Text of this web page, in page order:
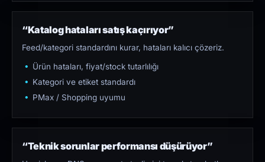
“Katalog hataları satış kaçırıyor”
Feed/kategori standardını kurar, hataları kalıcı çözeriz.
Ürün hataları, fiyat/stock tutarlılığı
Kategori ve etiket standardı
PMax / Shopping uyumu
“Teknik sorunlar performansı düşürüyor”